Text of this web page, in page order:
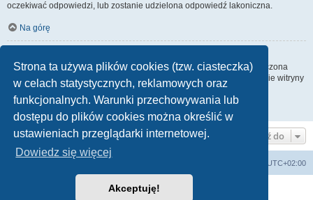
Strona ta używa plików cookies (tzw. ciasteczka)
w celach statystycznych, reklamowych oraz
funkcjonalnych. Warunki przechowywania lub
dostępu do plików cookies można określić w
ustawieniach przeglądarki internetowej.
Dowiedz się więcej
Akceptuję!
oczekiwać odpowiedzi, lub zostanie udzielona odpowiedź lakoniczna.
Na górę
Wszyscy użytkownicy witryny mogą używać – jeśli funkcja ta jest włączona
przez administratora witryny – formularza „Kontakt z nami”. Członkowie witryny
mogą także używać odnośnika „Zespół administracyjny”.
Na górę
Przejdź do
UTC+02:00
Technologię dostarczaphpBB® Forum Software © phpBB Limited